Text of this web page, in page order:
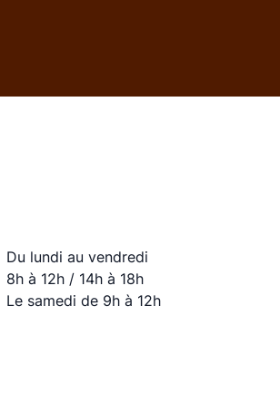
Du lundi au vendredi
8h à 12h / 14h à 18h
Le samedi de 9h à 12h